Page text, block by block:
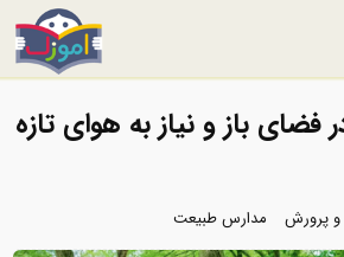
باز و نیاز به هوای تازه
و پرورش مدارس طبیعت